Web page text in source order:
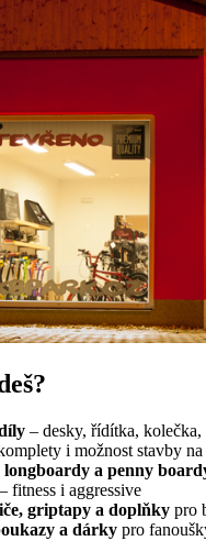
– desky, řídítka, kolečka,
i možnost stavby
longboardy a penny
– fitness i aggressive
griptapy a doplňky pro
a dárky pro